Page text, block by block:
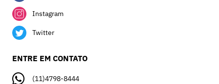
Instagram
Twitter
ENTRE EM CONTATO
(11)4798-8444